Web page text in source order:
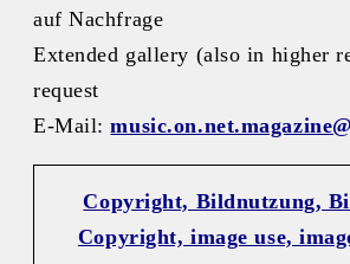
auf Nachfrage
Extended gallery (also in higher
request
E-Mail:
Copyright, Bildnutzung,
Copyright, image use,